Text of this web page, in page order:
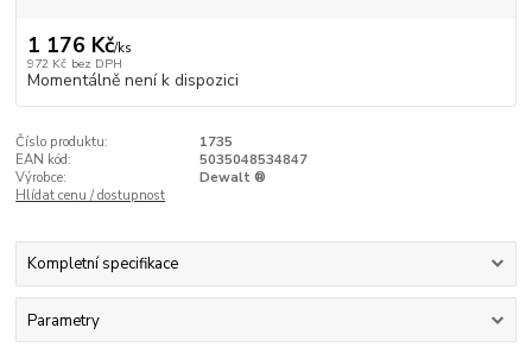
1 176 Kč/ks
972 Kč bez DPH
Momentálně není k dispozici
Číslo produktu:
1735
EAN kód:
5035048534847
Výrobce:
Dewalt ®
Hlídat cenu / dostupnost
Kompletní specifikace
Parametry